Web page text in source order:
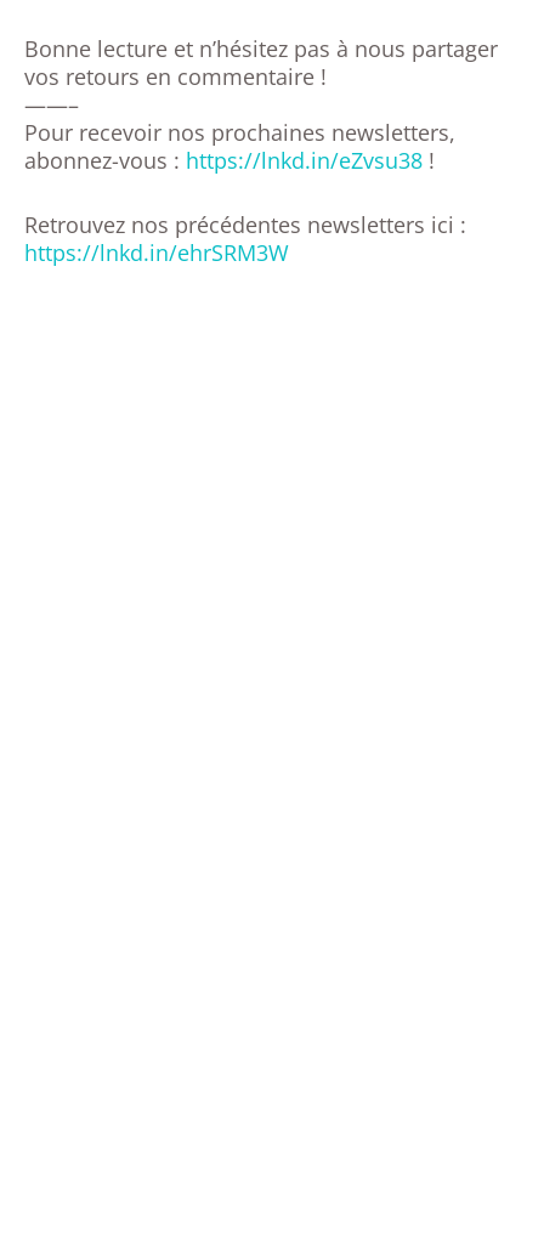
Bonne lecture et n’hésitez pas à nous partager
vos retours en commentaire !
——–
Pour recevoir nos prochaines newsletters,
abonnez-vous : https://lnkd.in/eZvsu38 !
Retrouvez nos précédentes newsletters ici :
https://lnkd.in/ehrSRM3W